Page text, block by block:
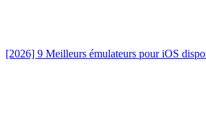
[2026] 9 Meilleurs émulateurs pour iOS